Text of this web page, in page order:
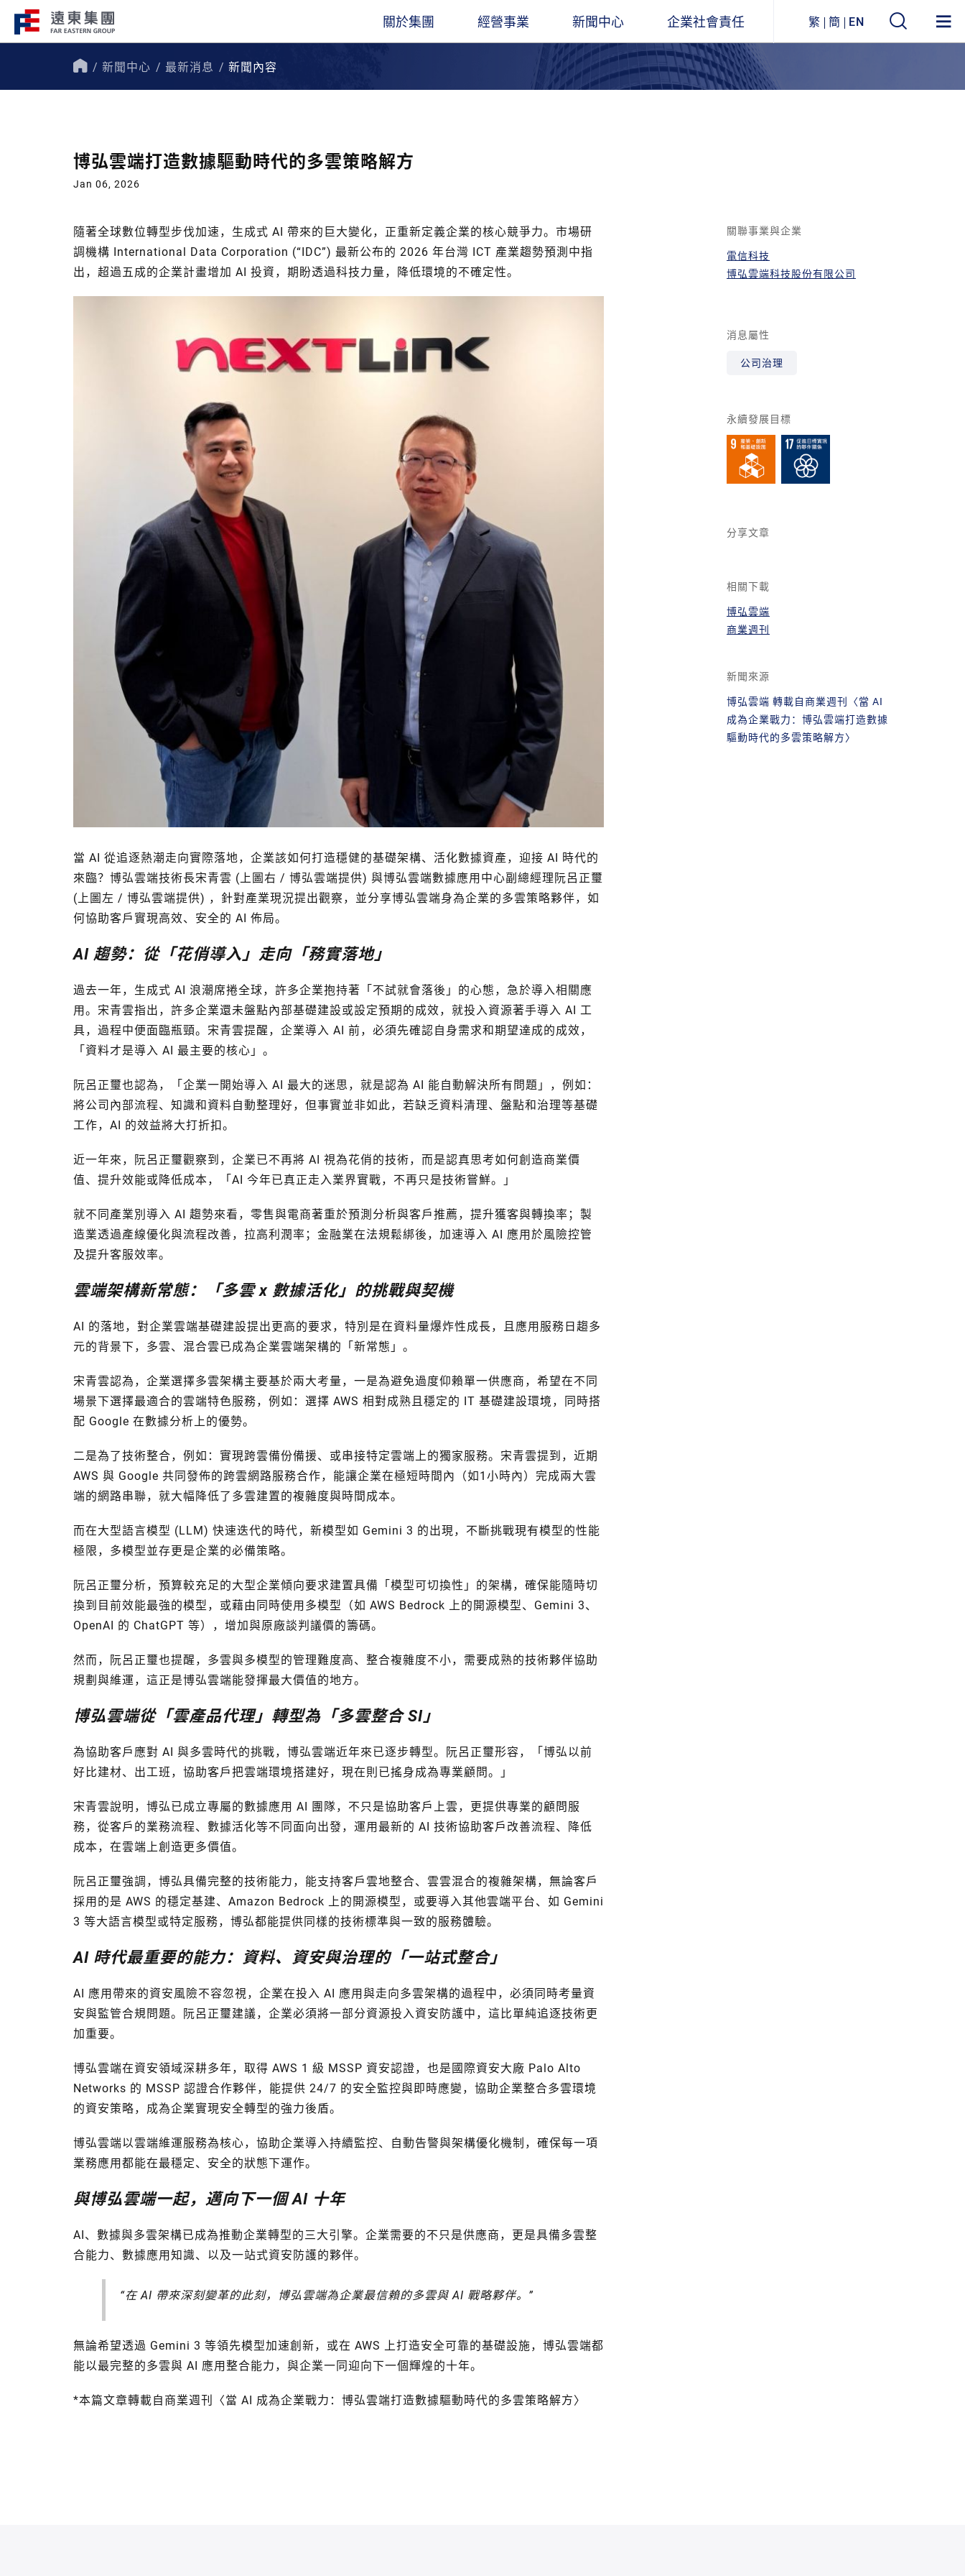
關於集團
經營團隊
企業總覽​
企業總覽​
會責任的道路上，才能屹立不搖，站穩腳
跟，大步前行。
經營事業
百貨零售
觀光旅館
社會公益
事業關聯圖
事業關聯圖
域涵蓋十大產業，生產服務基地涵蓋亞
新聞中心
最新消息
遠東人月刊
企業社會責任
遠東ESG
遠東ESG
價值與創新能力
企業永續報告書
獲獎與肯定
繁 簡 EN
新聞中心 最新消息 新聞內容
博弘雲端打造數據驅動時代的多雲策略解方
Jan 06, 2026
隨著全球數位轉型步伐加速，生成式 AI 帶來的巨大變化，正重新定義企業的核心競爭力。市場研
調機構 International Data Corporation (“IDC”) 最新公布的 2026 年台灣 ICT 產業趨勢預測中指
出，超過五成的企業計畫增加 AI 投資，期盼透過科技力量，降低環境的不確定性。
當 AI 從追逐熱潮走向實際落地，企業該如何打造穩健的基礎架構、活化數據資產，迎接 AI 時代的
來臨？博弘雲端技術長宋青雲 (上圖右 / 博弘雲端提供) 與博弘雲端數據應用中心副總經理阮呂正璽
(上圖左 / 博弘雲端提供) ，針對產業現況提出觀察，並分享博弘雲端身為企業的多雲策略夥伴，如
何協助客戶實現高效、安全的 AI 佈局。
AI 趨勢：從「花俏導入」走向「務實落地」
過去一年，生成式 AI 浪潮席捲全球，許多企業抱持著「不試就會落後」的心態，急於導入相關應
用。宋青雲指出，許多企業還未盤點內部基礎建設或設定預期的成效，就投入資源著手導入 AI 工
具，過程中便面臨瓶頸。宋青雲提醒，企業導入 AI 前，必須先確認自身需求和期望達成的成效，
「資料才是導入 AI 最主要的核心」。
阮呂正璽也認為，「企業一開始導入 AI 最大的迷思，就是認為 AI 能自動解決所有問題」，例如：
將公司內部流程、知識和資料自動整理好，但事實並非如此，若缺乏資料清理、盤點和治理等基礎
工作，AI 的效益將大打折扣。
近一年來，阮呂正璽觀察到，企業已不再將 AI 視為花俏的技術，而是認真思考如何創造商業價
值、提升效能或降低成本，「AI 今年已真正走入業界實戰，不再只是技術嘗鮮。」
就不同產業別導入 AI 趨勢來看，零售與電商著重於預測分析與客戶推薦，提升獲客與轉換率；製
造業透過產線優化與流程改善，拉高利潤率；金融業在法規鬆綁後，加速導入 AI 應用於風險控管
及提升客服效率。
雲端架構新常態：「多雲 x 數據活化」的挑戰與契機
AI 的落地，對企業雲端基礎建設提出更高的要求，特別是在資料量爆炸性成長，且應用服務日趨多
元的背景下，多雲、混合雲已成為企業雲端架構的「新常態」。
宋青雲認為，企業選擇多雲架構主要基於兩大考量，一是為避免過度仰賴單一供應商，希望在不同
場景下選擇最適合的雲端特色服務，例如：選擇 AWS 相對成熟且穩定的 IT 基礎建設環境，同時搭
配 Google 在數據分析上的優勢。
二是為了技術整合，例如：實現跨雲備份備援、或串接特定雲端上的獨家服務。宋青雲提到，近期
AWS 與 Google 共同發佈的跨雲網路服務合作，能讓企業在極短時間內（如1小時內）完成兩大雲
端的網路串聯，就大幅降低了多雲建置的複雜度與時間成本。
而在大型語言模型 (LLM) 快速迭代的時代，新模型如 Gemini 3 的出現，不斷挑戰現有模型的性能
極限，多模型並存更是企業的必備策略。
阮呂正璽分析，預算較充足的大型企業傾向要求建置具備「模型可切換性」的架構，確保能隨時切
換到目前效能最強的模型，或藉由同時使用多模型（如 AWS Bedrock 上的開源模型、Gemini 3、
OpenAI 的 ChatGPT 等），增加與原廠談判議價的籌碼。
然而，阮呂正璽也提醒，多雲與多模型的管理難度高、整合複雜度不小，需要成熟的技術夥伴協助
規劃與維運，這正是博弘雲端能發揮最大價值的地方。
博弘雲端從「雲產品代理」轉型為「多雲整合 SI」
為協助客戶應對 AI 與多雲時代的挑戰，博弘雲端近年來已逐步轉型。阮呂正璽形容，「博弘以前
好比建材、出工班，協助客戶把雲端環境搭建好，現在則已搖身成為專業顧問。」
宋青雲說明，博弘已成立專屬的數據應用 AI 團隊，不只是協助客戶上雲，更提供專業的顧問服
務，從客戶的業務流程、數據活化等不同面向出發，運用最新的 AI 技術協助客戶改善流程、降低
成本，在雲端上創造更多價值。
阮呂正璽強調，博弘具備完整的技術能力，能支持客戶雲地整合、雲雲混合的複雜架構，無論客戶
採用的是 AWS 的穩定基建、Amazon Bedrock 上的開源模型，或要導入其他雲端平台、如 Gemini
3 等大語言模型或特定服務，博弘都能提供同樣的技術標準與一致的服務體驗。
AI 時代最重要的能力：資料、資安與治理的「一站式整合」
AI 應用帶來的資安風險不容忽視，企業在投入 AI 應用與走向多雲架構的過程中，必須同時考量資
安與監管合規問題。阮呂正璽建議，企業必須將一部分資源投入資安防護中，這比單純追逐技術更
加重要。
博弘雲端在資安領域深耕多年，取得 AWS 1 級 MSSP 資安認證，也是國際資安大廠 Palo Alto
Networks 的 MSSP 認證合作夥伴，能提供 24/7 的安全監控與即時應變，協助企業整合多雲環境
的資安策略，成為企業實現安全轉型的強力後盾。
博弘雲端以雲端維運服務為核心，協助企業導入持續監控、自動告警與架構優化機制，確保每一項
業務應用都能在最穩定、安全的狀態下運作。
與博弘雲端一起，邁向下一個 AI 十年
AI、數據與多雲架構已成為推動企業轉型的三大引擎。企業需要的不只是供應商，更是具備多雲整
合能力、數據應用知識、以及一站式資安防護的夥伴。
“在 AI 帶來深刻變革的此刻，博弘雲端為企業最信賴的多雲與 AI 戰略夥伴。”
無論希望透過 Gemini 3 等領先模型加速創新，或在 AWS 上打造安全可靠的基礎設施，博弘雲端都
能以最完整的多雲與 AI 應用整合能力，與企業一同迎向下一個輝煌的十年。
*本篇文章轉載自商業週刊〈當 AI 成為企業戰力：博弘雲端打造數據驅動時代的多雲策略解方〉
關聯事業與企業
電信科技
博弘雲端科技股份有限公司
消息屬性
公司治理
永續發展目標
分享文章
相關下載
博弘雲端
商業週刊
新聞來源
博弘雲端 轉載自商業週刊〈當 AI
成為企業戰力：博弘雲端打造數據
驅動時代的多雲策略解方〉